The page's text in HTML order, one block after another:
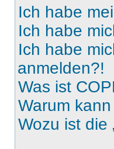
Ich habe
Ich habe
Ich habe
anmelden?!
Was ist
Warum
Wozu ist die